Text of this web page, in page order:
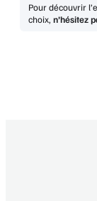
Pour découvrir
choix, n’hésitez